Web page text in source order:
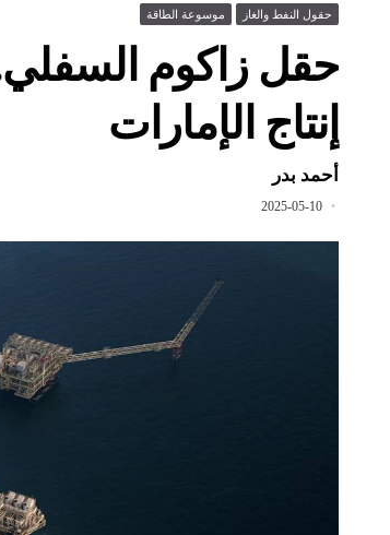
حقول النفط والغاز موسوعة الطاقة
إنتاج الإمارات
أحمد بدر
2025-05-10